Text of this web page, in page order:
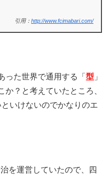
引用： http://www.fcimabari.com/
った世界で通用する「 型 」
か？と考えていたところ、
いけないのでかなりのエ
を運営していたので、四